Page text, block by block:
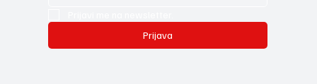
Prijava